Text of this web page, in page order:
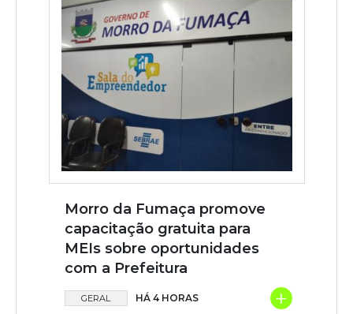
Morro da Fumaça promove
capacitação gratuita para
MEIs sobre oportunidades
com a Prefeitura
GERAL HÁ 4 HORAS +